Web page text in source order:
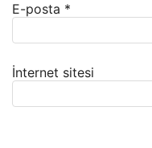
E-posta *
İnternet sitesi